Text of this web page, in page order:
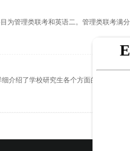
为管理类联考和英语二。管理类联考满分
介绍了学校研究生各个方面的情况，小编